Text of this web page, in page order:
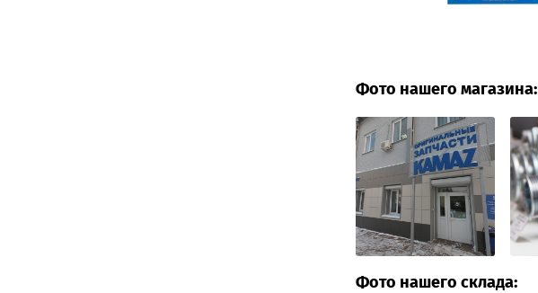
Фото нашего магазина:
Фото нашего склада: